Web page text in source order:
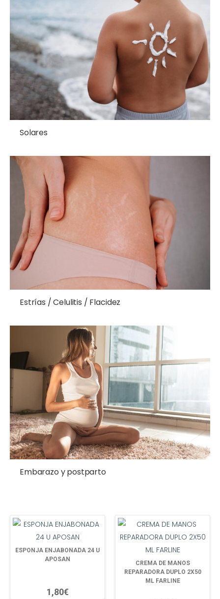
Solares
Estrías / Celulitis / Flacidez
Embarazo y postparto
ESPONJA ENJABONADA 24 U
APOSAN
1,80€
CREMA DE MANOS
REPARADORA DUPLO 2X50
ML FARLINE